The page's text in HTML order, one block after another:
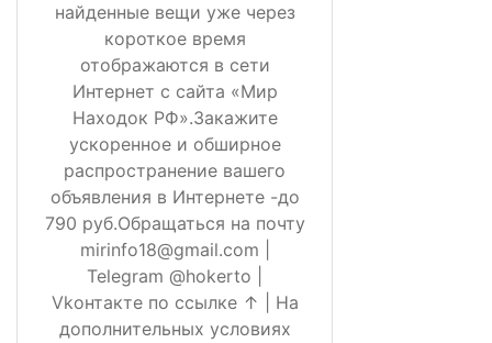
найденные вещи уже через
короткое время
отображаются в сети
Интернет с сайта «Мир
Находок РФ».Закажите
ускоренное и обширное
распространение вашего
объявления в Интернете -до
790 руб.Обращаться на почту
mirinfo18@gmail.com |
Telegram @hokerto |
Vkонтакте по ссылке ↑ | На
дополнительных условиях